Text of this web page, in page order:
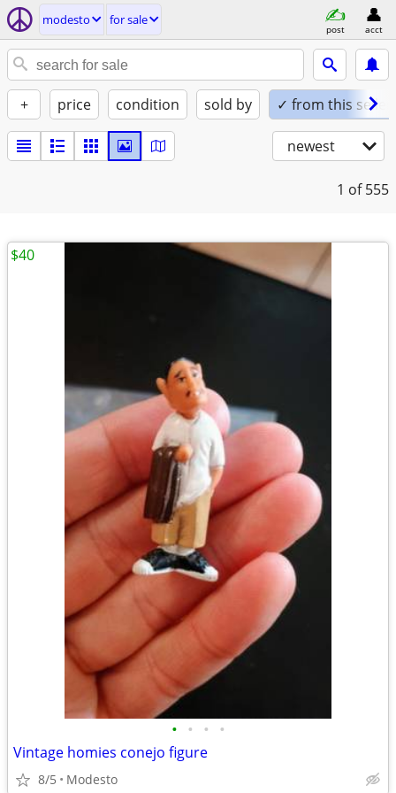
modesto for sale
post acct
+ price condition sold by ✓ from this seller
newest
1 of 555
• • • •
Vintage homies conejo figure
8/5 Modesto
$40